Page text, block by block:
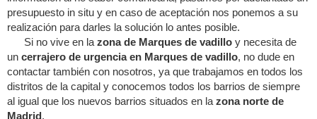
presupuesto in situ y en caso de aceptación nos ponemos a su
realización para darles la solución lo antes posible.
Si no vive en la zona de Marques de vadillo y necesita de
un cerrajero de urgencia en Marques de vadillo, no dude en
contactar también con nosotros, ya que trabajamos en todos los
distritos de la capital y conocemos todos los barrios de siempre
al igual que los nuevos barrios situados en la zona norte de
Madrid .